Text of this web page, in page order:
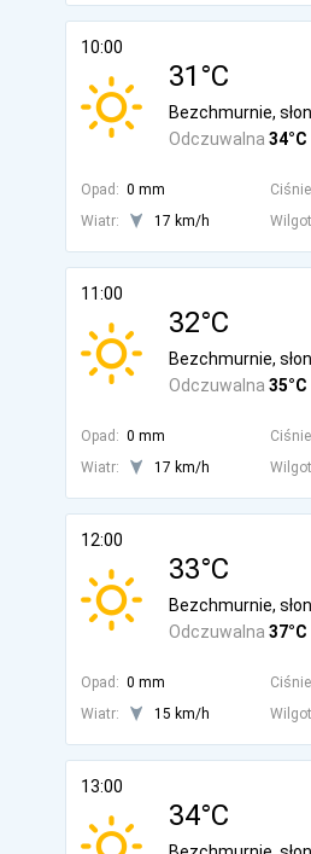
10:00
31°C
Odczuwalna 34°C
Bezchmurnie,
Opad: 0 mm
Wiatr:
17 km/h
11:00
32°C
Odczuwalna 35°C
Bezchmurnie,
Opad: 0 mm
Wiatr:
17 km/h
12:00
33°C
Odczuwalna 37°C
Bezchmurnie,
Opad: 0 mm
Wiatr:
15 km/h
13:00
34°C